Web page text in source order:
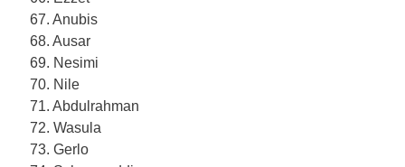
67. Anubis
68. Ausar
69. Nesimi
70. Nile
71. Abdulrahman
72. Wasula
73. Gerlo